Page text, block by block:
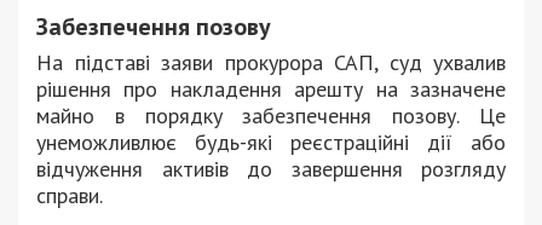
Забезпечення позову
На підставі заяви прокурора САП, суд ухвалив
рішення про накладення арешту на зазначене
майно в порядку забезпечення позову. Це
унеможливлює будь-які реєстраційні дії або
відчуження активів до завершення розгляду
справи.